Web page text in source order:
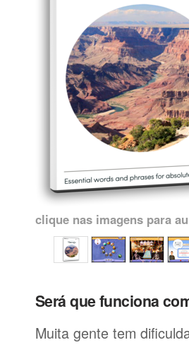
clique nas imagens para
Será que funciona
Muita gente tem